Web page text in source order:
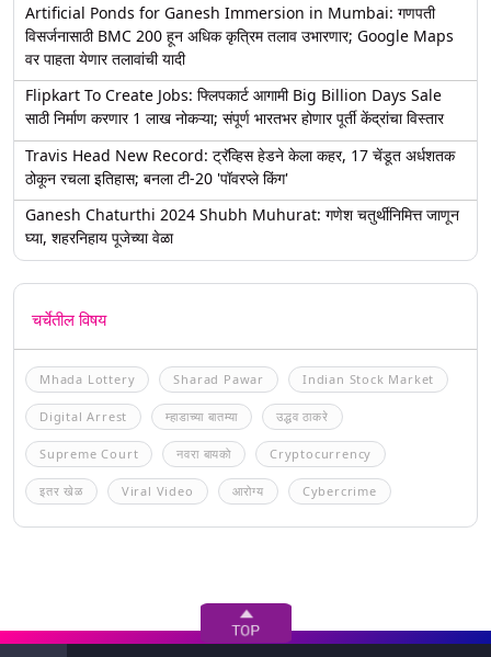
Artificial Ponds for Ganesh Immersion in Mumbai: गणपती
विसर्जनासाठी BMC 200 हून अधिक कृत्रिम तलाव उभारणार; Google Maps
वर पाहता येणार तलावांची यादी
Flipkart To Create Jobs: फ्लिपकार्ट आगामी Big Billion Days Sale
साठी निर्माण करणार 1 लाख नोकऱ्या; संपूर्ण भारतभर होणार पूर्ती केंद्रांचा विस्तार
Travis Head New Record: ट्रॅव्हिस हेडने केला कहर, 17 चेंडूत अर्धशतक
ठोकून रचला इतिहास; बनला टी-20 'पॉवरप्ले किंग'
Ganesh Chaturthi 2024 Shubh Muhurat: गणेश चतुर्थीनिमित्त जाणून
घ्या, शहरनिहाय पूजेच्या वेळा
चर्चेतील विषय
Mhada Lottery Sharad Pawar Indian Stock Market
Digital Arrest म्हाडाच्या बातम्या उद्धव ठाकरे
Supreme Court नवरा बायको Cryptocurrency
इतर खेळ Viral Video आरोग्य Cybercrime